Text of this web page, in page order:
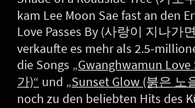
kam Lee Moon Sae fast an den
Love Passes By (사랑이 지나가
verkaufte es mehr als 2.5-
die Songs „Gwanghwamun
가)“ und „Sunset Glow (붉은 노
noch zu den beliebten Hits des